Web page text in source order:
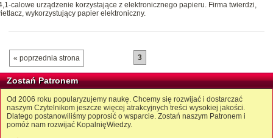
calowe urządzenie korzystające z elektronicznego papieru. Firma twierdzi,
wykorzystujący papier elektroniczny.
« poprzednia strona 3
Zostań Patronem
Od 2006 roku popularyzujemy naukę. Chcemy się rozwijać i dostarczać
naszym Czytelnikom jeszcze więcej atrakcyjnych treści wysokiej jakości.
Dlatego postanowiliśmy poprosić o wsparcie. Zostań naszym Patronem i
pomóż nam rozwijać KopalnięWiedzy.